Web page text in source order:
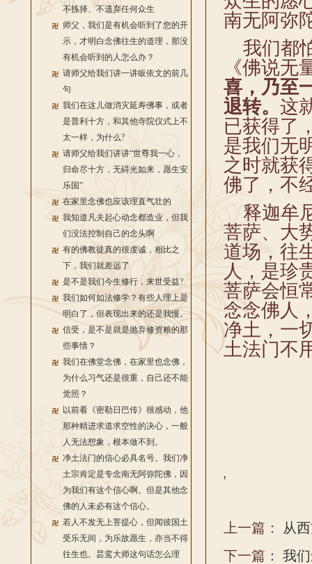
不拣择、不遗弃任何众生
师父，我们是有机会听到了您的开
示，才明白念佛往生的道理，那没
有机会听到的人怎么办？
请师父给我们讲一讲皈依文的前几
句
我们在这儿做消灾延寿佛事，或者
是普利十方，和其他寺院仪式上不
太一样，为什么?
请师父给我们讲讲“世尊我一心，
归命尽十方，无碍光如来，愿生安
乐国”
在家里念佛也应该理直气壮的
我知道凡夫起心动念都造业，但我
们没法控制自己的念头啊
有的佛教徒真的很虔诚，相比之
下，我们就差远了
是不是我们今生修行，来世受益?
我们如何如法修学？有些人理上是
明白了，但表现出来的还是我慢。
信受，是不是就是抛弃修资粮的那
些事情？
我们在佛堂念佛，在家里也念佛，
为什么习气还是很重，自己还不能
觉照？
以前看《密勒日巴传》很感动，他
那种精进求道求空性的决心，一般
人无法想象，根本做不到。
净土法门的信心必具名号。我们净
土宗肯定是专念南无阿弥陀佛，因
为我们有这个信心啊。但是其他念
佛的人未必有这个信心。
若人不发无上菩提心，但闻彼国土
受乐无间，为乐故愿生，亦当不得
往生也。昙鸾大师这句话怎么理
南无阿弥
我们都
《佛说无
喜，乃至
退转。 这
已获得了
是我们无
之时就获
佛了，不
释迦牟
菩萨、大
道场，往
人，是珍
菩萨会恒
念念佛人
净土，一
土法门不
'
上一篇： 从
下一篇： 我